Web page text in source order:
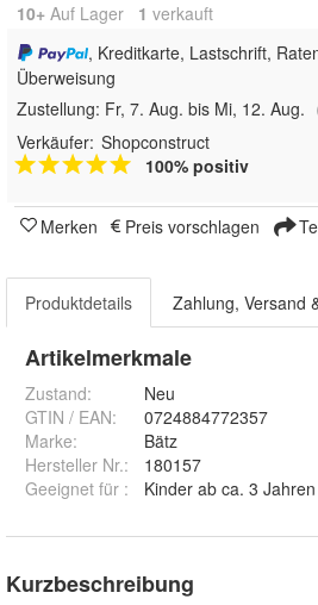
10+ Auf Lager 1 verkauft
, Kreditkarte, Lastschrift,
Überweisung
Zustellung: Fr, 7. Aug. bis Mi, 12. Aug.
Verkäufer: Shopconstruct
100% positiv
Merken Preis vorschlagen
Produktdetails Zahlung, Versand
Artikelmerkmale
Zustand:
Neu
GTIN / EAN:
0724884772357
Marke:
Bätz
Hersteller Nr.:
180157
Geeignet für : Kinder ab ca. 3 Jahren
Kurzbeschreibung